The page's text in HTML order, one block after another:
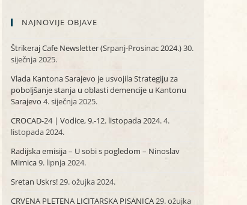
NAJNOVIJE OBJAVE
Štrikeraj Cafe Newsletter (Srpanj-Prosinac 2024.)30.
siječnja 2025.
Vlada Kantona Sarajevo je usvojila Strategiju za
poboljšanje stanja u oblasti demencije u Kantonu
Sarajevo 4. siječnja 2025.
CROCAD-24 | Vodice, 9.-12. listopada 2024.4.
listopada 2024.
Radijska emisija – U sobi s pogledom – Ninoslav
Mimica9. lipnja 2024.
Sretan Uskrs!29. ožujka 2024.
CRVENA PLETENA LICITARSKA PISANICA29. ožujka